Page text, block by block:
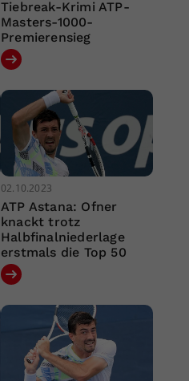
Tiebreak-Krimi ATP-
Masters-1000-
Premierensieg
02.10.2023
ATP Astana: Ofner
knackt trotz
Halbfinalniederlage
erstmals die Top 50